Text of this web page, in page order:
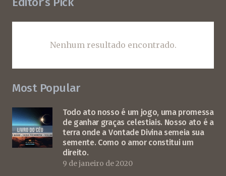
Nenhum resultado encontrado.
Most Popular
Todo ato nosso é um jogo, uma promessa
de ganhar graças celestiais. Nosso ato é a
terra onde a Vontade Divina semeia sua
semente. Como o amor constitui um
direito.
9 de janeiro de 2020